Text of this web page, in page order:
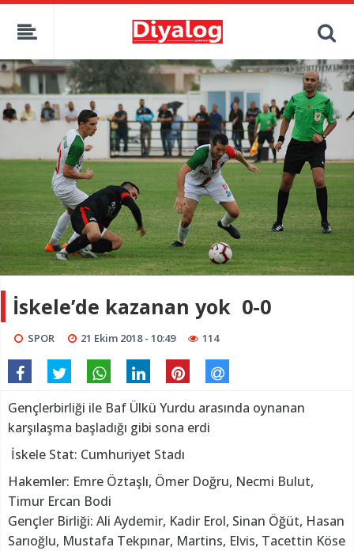
İskele’de kazanan yok 0-0
SPOR 21 Ekim 2018 - 10:49 114
Gençlerbirliği ile Baf Ülkü Yurdu arasında oynanan
karşılaşma başladığı gibi sona erdi
İskele Stat: Cumhuriyet Stadı
Hakemler: Emre Öztaşlı, Ömer Doğru, Necmi Bulut,
Timur Ercan Bodi
Gençler Birliği: Ali Aydemir, Kadir Erol, Sinan Öğüt, Hasan
Sarıoğlu, Mustafa Tekpınar, Martins, Elvis, Tacettin Köse